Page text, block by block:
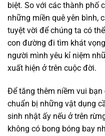
biệt. So với các thành phố
những miền quê yên bình,
tuyệt vời để chúng ta có
con đường đi tìm khát
người mình yêu kỉ niệm
xuất hiện ở trên cuộc đời.
Để tăng thêm niềm vui
chuẩn bị những vật dụng
sinh nhật ấy nếu ở trên
không có bong bóng bay